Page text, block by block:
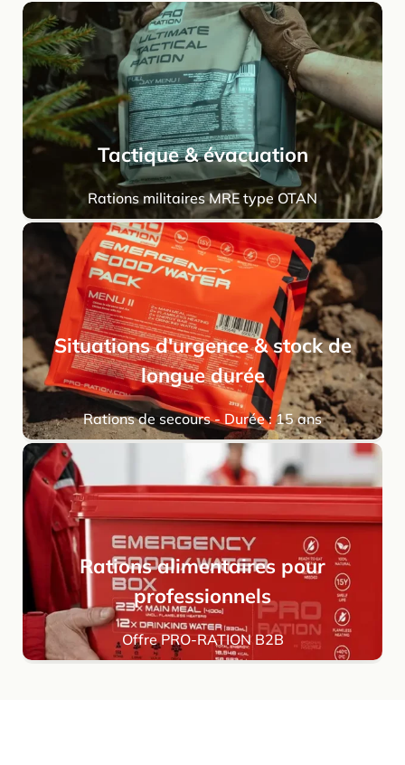
Tactique & évacuation
Rations militaires MRE type OTAN
Situations d'urgence & stock de
longue durée
Rations de secours - Durée : 15 ans
Rations alimentaires pour
professionnels
Offre PRO-RATION B2B